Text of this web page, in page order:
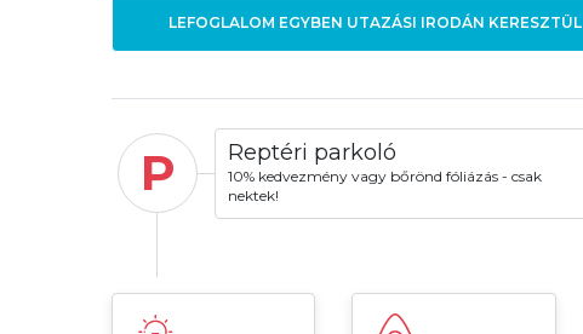
LEFOGLALOM EGYBEN UTAZÁSI IRODÁN KERESZTÜL
P Reptéri parkoló
10% kedvezmény vagy bőrönd fóliázás - csak
nektek!